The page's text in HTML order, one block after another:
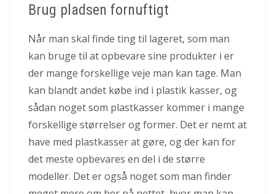
Brug pladsen fornuftigt
Når man skal finde ting til lageret, som man
kan bruge til at opbevare sine produkter i er
der mange forskellige veje man kan tage. Man
kan blandt andet købe ind i plastik kasser, og
sådan noget som plastkasser kommer i mange
forskellige størrelser og former. Det er nemt at
have med plastkasser at gøre, og der kan for
det meste opbevares en del i de større
modeller. Det er også noget som man finder